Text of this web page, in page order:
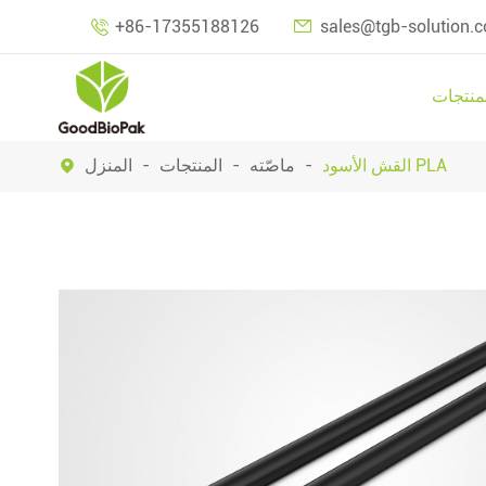
 +86-17355188126  sales@tgb-
 المنزل المنتجات ماصّته القش الأسود PLA